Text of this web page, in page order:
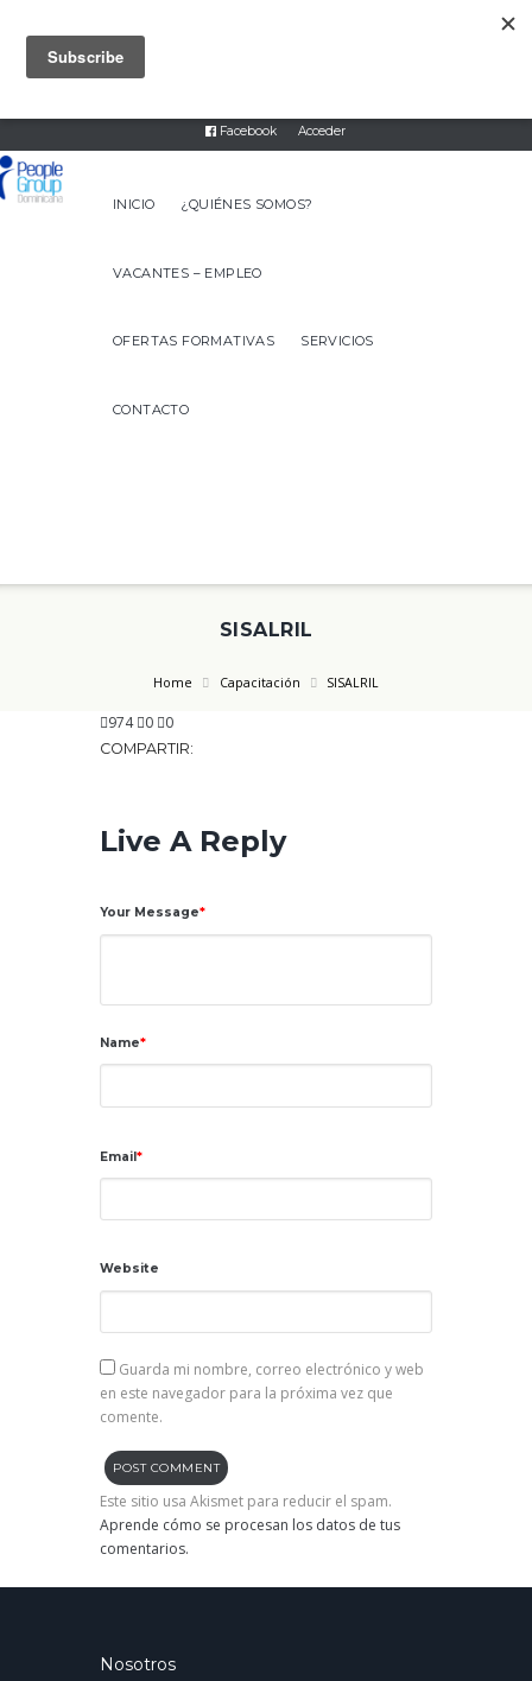
Facebook Acceder
INICIO ¿QUIÉNES SOMOS?
VACANTES – EMPLEO
OFERTAS FORMATIVAS SERVICIOS
CONTACTO
SISALRIL
Home Capacitación SISALRIL
974 0 0
COMPARTIR:
Live A Reply
Your Message
Name
Email
Website
Guarda mi nombre, correo electrónico y web
en este navegador para la próxima vez que
comente.
Este sitio usa Akismet para reducir el spam.
Aprende cómo se procesan los datos de tus
comentarios.
Nosotros